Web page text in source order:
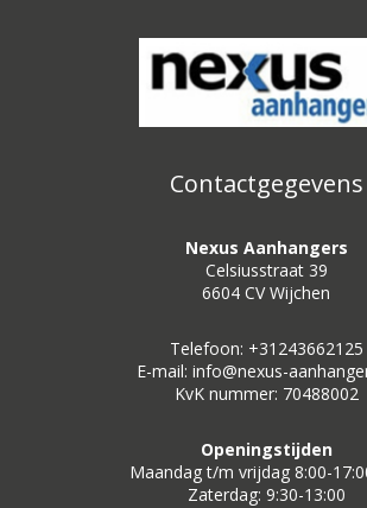
Contactgegevens
Nexus Aanhangers
Celsiusstraat 39
6604 CV Wijchen
Telefoon: +31243662125
E-mail: info@nexus-
KvK nummer: 70488002
Openingstijden
Maandag t/m vrijdag 8:00-
Zaterdag: 9:30-13:00